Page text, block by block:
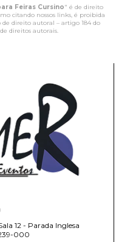
Feiras Cursino" é de direito
citando nossos links, é proibida
direito autoral – artigo 184 do
direitos autorais.
12 - Parada Inglesa
000